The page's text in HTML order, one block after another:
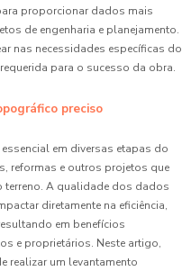
proporcionar dados mais
de engenharia e planejamento.
nas necessidades específicas do
para o sucesso da obra.
preciso
em diversas etapas do
reformas e outros projetos que
terreno. A qualidade dos dados
diretamente na eficiência,
em benefícios
e proprietários. Neste artigo,
realizar um levantamento